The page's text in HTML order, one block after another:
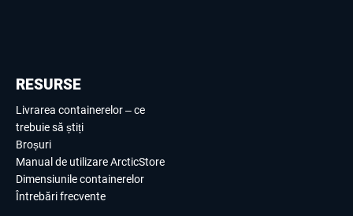
RESURSE
Livrarea containerelor – ce
trebuie să știți
Broșuri
Manual de utilizare ArcticStore
Dimensiunile containerelor
Întrebări frecvente